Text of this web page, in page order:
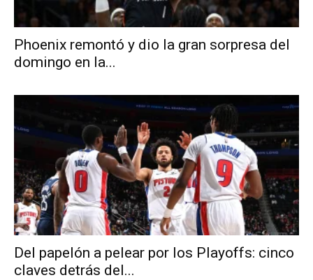
Phoenix remontó y dio la gran sorpresa del
domingo en la...
Del papelón a pelear por los Playoffs: cinco
claves detrás del...